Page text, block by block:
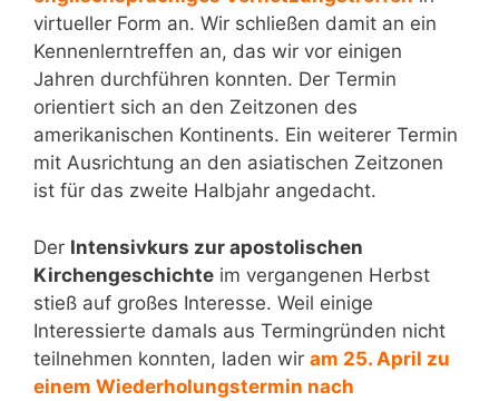
virtueller Form an. Wir schließen damit an ein
Kennenlerntreffen an, das wir vor einigen
Jahren durchführen konnten. Der Termin
orientiert sich an den Zeitzonen des
amerikanischen Kontinents. Ein weiterer Termin
mit Ausrichtung an den asiatischen Zeitzonen
ist für das zweite Halbjahr angedacht.
Der Intensivkurs zur apostolischen
Kirchengeschichte im vergangenen Herbst
stieß auf großes Interesse. Weil einige
Interessierte damals aus Termingründen nicht
teilnehmen konnten, laden wir am 25. April zu
einem Wiederholungstermin nach